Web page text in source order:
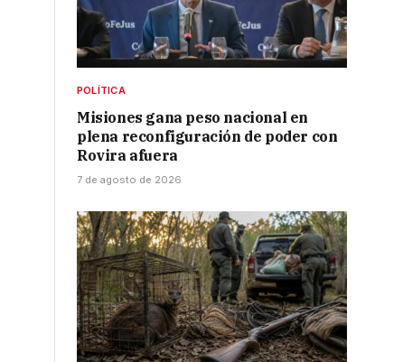
POLÍTICA
Misiones gana peso nacional en
plena reconfiguración de poder con
Rovira afuera
7 de agosto de 2026